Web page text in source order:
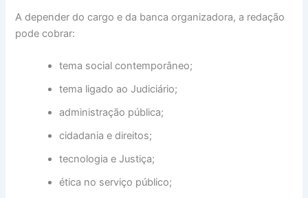
A depender do cargo e da banca organizadora, a redação
pode cobrar:
tema social contemporâneo;
tema ligado ao Judiciário;
administração pública;
cidadania e direitos;
tecnologia e Justiça;
ética no serviço público;